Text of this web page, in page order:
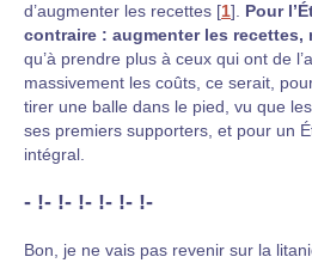
d’augmenter les recettes [1]
Pour
contraire : augmenter les recettes,
qu’à prendre plus à ceux qui ont de
massivement les coûts, ce serait,
tirer une balle dans le pied, vu que
ses premiers supporters, et pour un
intégral.
- !- !- !- !- !- !-
Bon, je ne vais pas revenir sur la